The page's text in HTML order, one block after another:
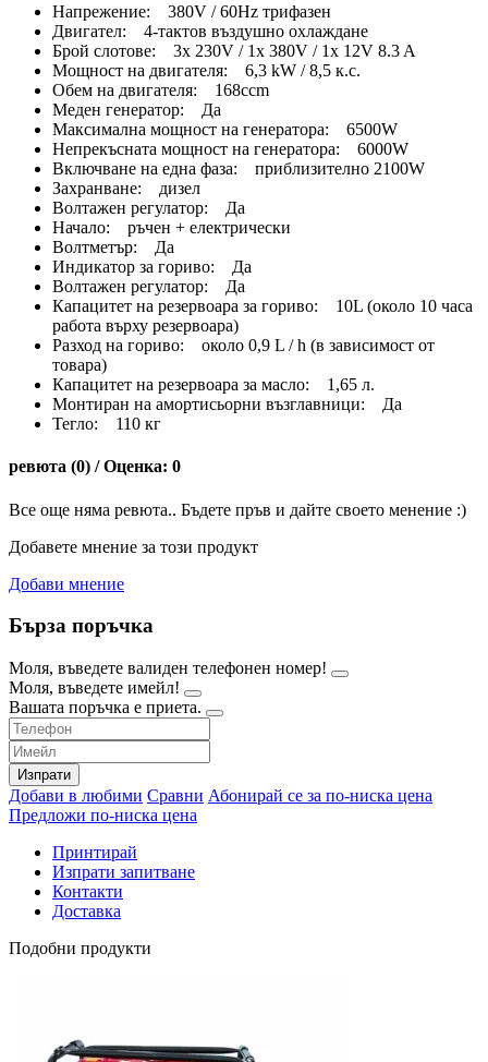
Напрежение: 380V / 60Hz трифазен
Двигател: 4-тактов въздушно охлаждане
Брой слотове: 3x 230V / 1x 380V / 1x 12V 8.3 A
Мощност на двигателя: 6,3 kW / 8,5 к.с.
Обем на двигателя: 168ccm
Меден генератор: Да
Максимална мощност на генератора: 6500W
Непрекъсната мощност на генератора: 6000W
Включване на една фаза: приблизително 2100W
Захранване: дизел
Волтажен регулатор: Да
Начало: ръчен + електрически
Волтметър: Да
Индикатор за гориво: Да
Волтажен регулатор: Да
Капацитет на резервоара за гориво: 10L (около 10 часа
работа върху резервоара)
Разход на гориво: около 0,9 L / h (в зависимост от
товара)
Капацитет на резервоара за масло: 1,65 л.
Монтиран на амортисьорни възглавници: Да
Тегло: 110 кг
ревюта (0) / Оценка: 0
Все още няма ревюта.. Бъдете пръв и дайте своето менение :)
Добавете мнение за този продукт
Добави мнение
Бърза поръчка
Моля, въведете валиден телефонен номер!
Моля, въведете имейл!
Вашата поръчка е приета.
Изпрати
Добави в любими Сравни Абонирай се за по-ниска цена
Предложи по-ниска цена
Принтирай
Изпрати запитване
Контакти
Доставка
Подобни продукти